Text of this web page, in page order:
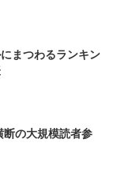
まつわるランキン
の大規模読者参